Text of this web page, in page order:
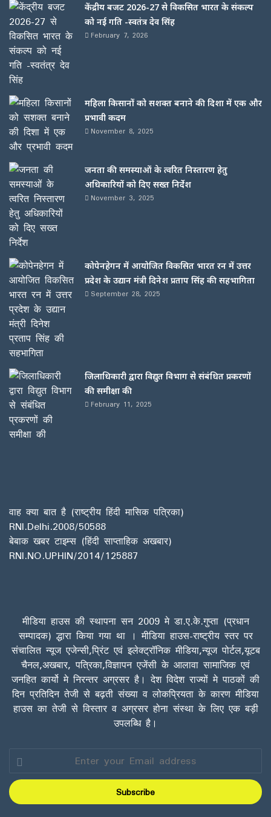
केंद्रीय बजट 2026-27 से विकसित भारत के संकल्प
को नई गति -स्वतंत्र देव सिंह
February 7, 2026
महिला किसानों को सशक्त बनाने की दिशा में एक और
प्रभावी कदम
November 8, 2025
जनता की समस्याओं के त्वरित निस्तारण हेतु
अधिकारियों को दिए सख्त निर्देश
November 3, 2025
कोपेनहेगन में आयोजित विकसित भारत रन में उत्तर
प्रदेश के उद्यान मंत्री दिनेश प्रताप सिंह की सहभागिता
September 28, 2025
जिलाधिकारी द्वारा विद्युत विभाग से संबंधित प्रकरणों
की समीक्षा की
February 11, 2025
वाह क्या बात है (राष्ट्रीय हिंदी मासिक पत्रिका)
RNI.Delhi.2008/50588
बेबाक खबर टाइम्स (हिंदी साप्ताहिक अखबार)
RNI.NO.UPHIN/2014/125887
मीडिया हाउस की स्थापना सन 2009 मे डा.ए.के.गुप्ता (प्रधान
सम्पादक) द्धारा किया गया था । मीडिया हाउस-राष्ट्रीय स्तर पर
संचालित न्यूज एजेन्सी,प्रिंट एवं इलेक्ट्रॉनिक मीडिया,न्यूज पोर्टल,यूटब
चैनल,अखबार, पत्रिका,विज्ञापन एजेंसी के आलावा सामाजिक एवं
जनहित कार्यो मे निरन्तर अग्रसर है। देश विदेश राज्यों मे पाठकों की
दिन प्रतिदिन तेजी से बढ़ती संख्या व लोकप्रियता के कारण मीडिया
हाउस का तेजी से विस्तार व अग्रसर होना संस्था के लिए एक बड़ी
उपलब्धि है।
Enter
your
Email
address